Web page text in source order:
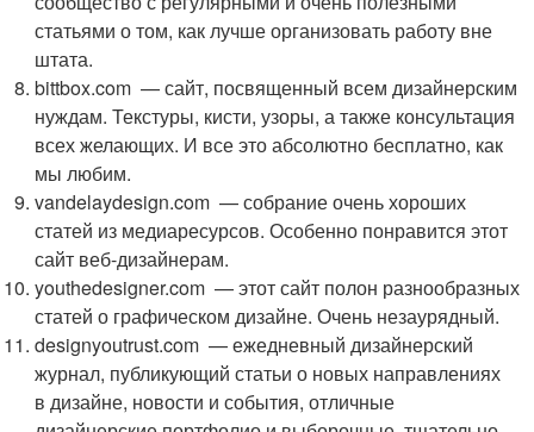
статьями о том, как лучше организовать работу вне
штата.
bittbox.com — сайт, посвященный всем дизайнерским
нуждам. Текстуры, кисти, узоры, а также консультация
всех желающих. И все это абсолютно бесплатно, как
мы любим.
vandelaydesign.com — собрание очень хороших
статей из медиаресурсов. Особенно понравится этот
сайт веб-дизайнерам.
youthedesigner.com — этот сайт полон разнообразных
статей о графическом дизайне. Очень незаурядный.
designyoutrust.com — ежедневный дизайнерский
журнал, публикующий статьи о новых направлениях
в дизайне, новости и события, отличные